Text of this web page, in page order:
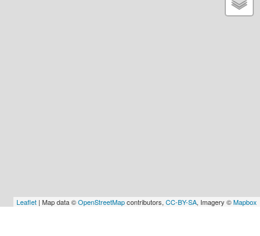
Leaflet | Map data ©OpenStreetMapcontributors, CC-BY-SA, Imagery ©Mapbox